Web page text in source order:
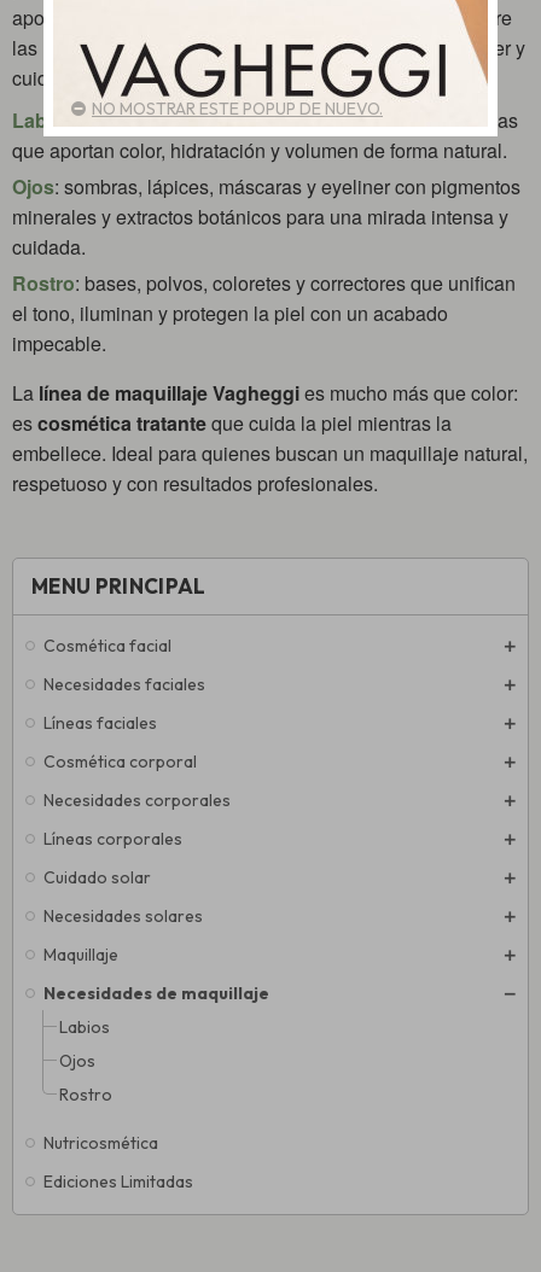
MENU PRINCIPAL
Cosmética facial
Necesidades faciales
Líneas faciales
Cosmética corporal
Necesidades corporales
Líneas corporales
Cuidado solar
Necesidades solares
Maquillaje
Necesidades de maquillaje
Labios
Ojos
Rostro
Nutricosmética
Ediciones Limitadas
aportando luminosidad, confort y larga duración. Descubre
las líneas según la zona del rostro que quieras embellecer y
cuidar.
Labios: barras, brillos y perfiladores con fórmulas nutritivas
que aportan color, hidratación y volumen de forma natural.
Ojos: sombras, lápices, máscaras y eyeliner con pigmentos
minerales y extractos botánicos para una mirada intensa y
cuidada.
Rostro: bases, polvos, coloretes y correctores que unifican
el tono, iluminan y protegen la piel con un acabado
impecable.
La línea de maquillaje Vagheggies mucho más que color:
escosmética tratanteque cuida la piel mientras la
embellece. Ideal para quienes buscan un maquillaje natural,
respetuoso y con resultados profesionales.
NO MOSTRAR ESTE POPUP DE NUEVO.